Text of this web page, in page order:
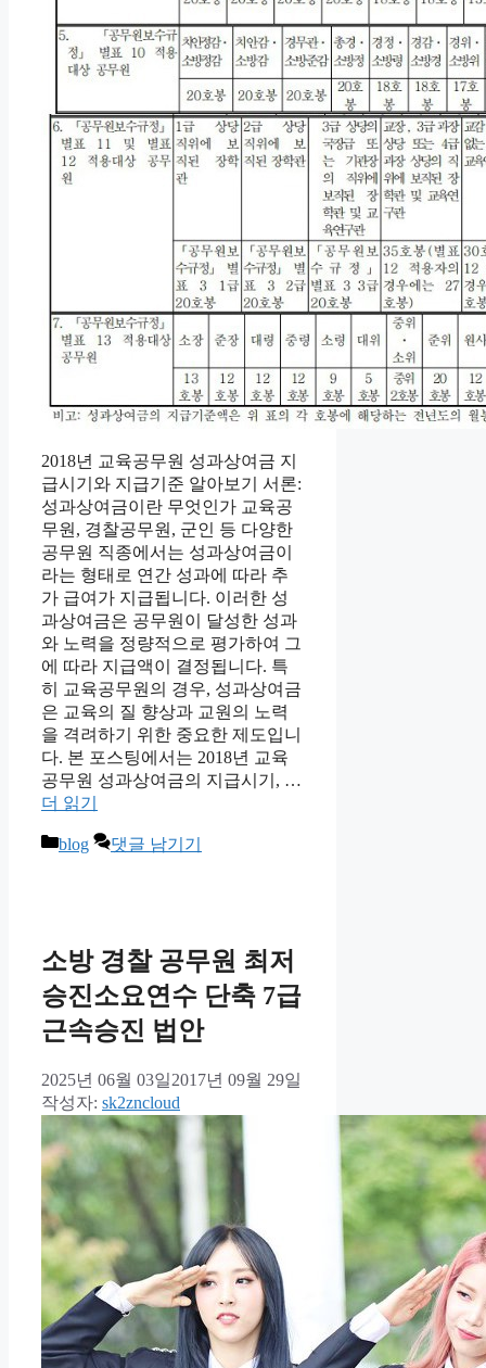
2018년 교육공무원 성과상여금 지
급시기와 지급기준 알아보기 서론:
성과상여금이란 무엇인가 교육공
무원, 경찰공무원, 군인 등 다양한
공무원 직종에서는 성과상여금이
라는 형태로 연간 성과에 따라 추
가 급여가 지급됩니다. 이러한 성
과상여금은 공무원이 달성한 성과
와 노력을 정량적으로 평가하여 그
에 따라 지급액이 결정됩니다. 특
히 교육공무원의 경우, 성과상여금
은 교육의 질 향상과 교원의 노력
을 격려하기 위한 중요한 제도입니
다. 본 포스팅에서는 2018년 교육
공무원 성과상여금의 지급시기, …
더 읽기
카
blog 댓글 남기기
소방 경찰 공무원 최저
승진소요연수 단축 7급
근속승진 법안
2025년 06월 03일2017년 09월 29일
작성자: sk2zncloud